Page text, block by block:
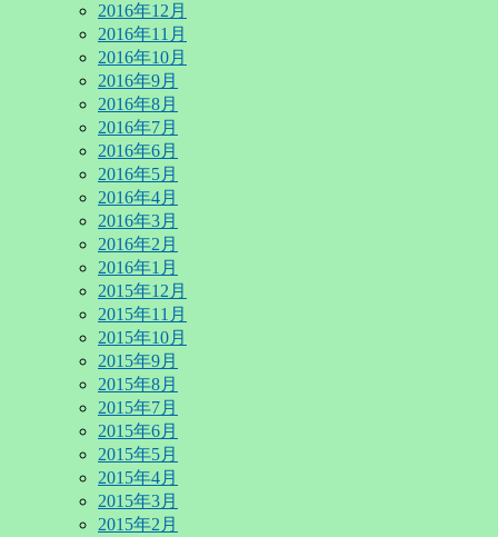
2016年12月
2016年11月
2016年10月
2016年9月
2016年8月
2016年7月
2016年6月
2016年5月
2016年4月
2016年3月
2016年2月
2016年1月
2015年12月
2015年11月
2015年10月
2015年9月
2015年8月
2015年7月
2015年6月
2015年5月
2015年4月
2015年3月
2015年2月